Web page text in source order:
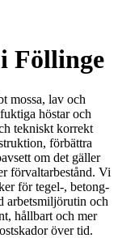
Föllinge
mossa, lav och
höstar och
tekniskt korrekt
förbättra
om det gäller
förvaltarbestånd. Vi
för tegel-, betong-
arbetsmiljörutin och
hållbart och mer
över tid.